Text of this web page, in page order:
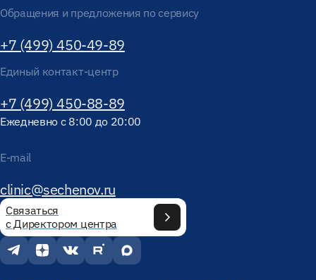
Обращения и предложения по сервису
+7 (499) 450-49-89
Единый контакт-центр
+7 (499) 450-88-89
Ежедневно с 8:00 до 20:00
E-mail
clinic@sechenov.ru
Связаться
с Директором центра